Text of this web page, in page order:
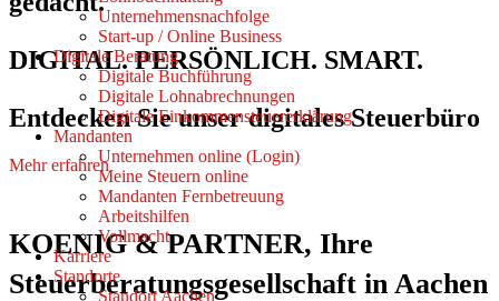
Unternehmensnachfolge
Start-up / Online Business
Digitale Beratung
Digitale Buchführung
Digitale Lohnabrechnungen
Digitale Einkommensteuererklärung
Mandanten
Unternehmen online (Login)
Meine Steuern online
Mandanten Fernbetreuung
Arbeitshilfen
Vollmacht
Karriere
Standorte
Standort Aachen
DIGITAL. PERSÖNLICH. SMART.
Entdecken Sie unser digitales Steuerbüro
Mehr erfahren
KOENIG & PARTNER, Ihre
Steuerberatungsgesellschaft in Aachen